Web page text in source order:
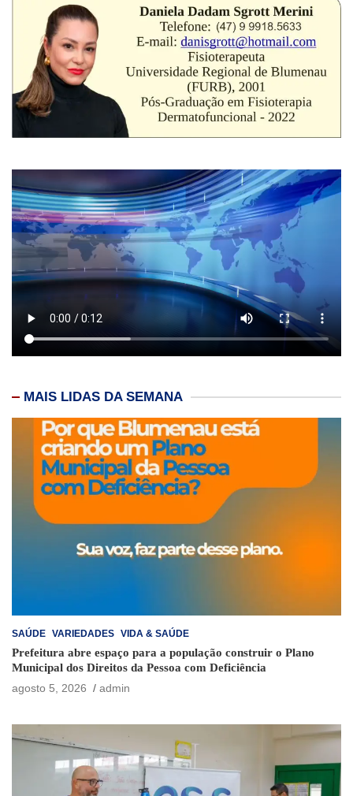
MAIS LIDAS DA SEMANA
SAÚDE VARIEDADES VIDA & SAÚDE
Prefeitura abre espaço para a população construir o Plano
Municipal dos Direitos da Pessoa com Deficiência
agosto 5, 2026
admin